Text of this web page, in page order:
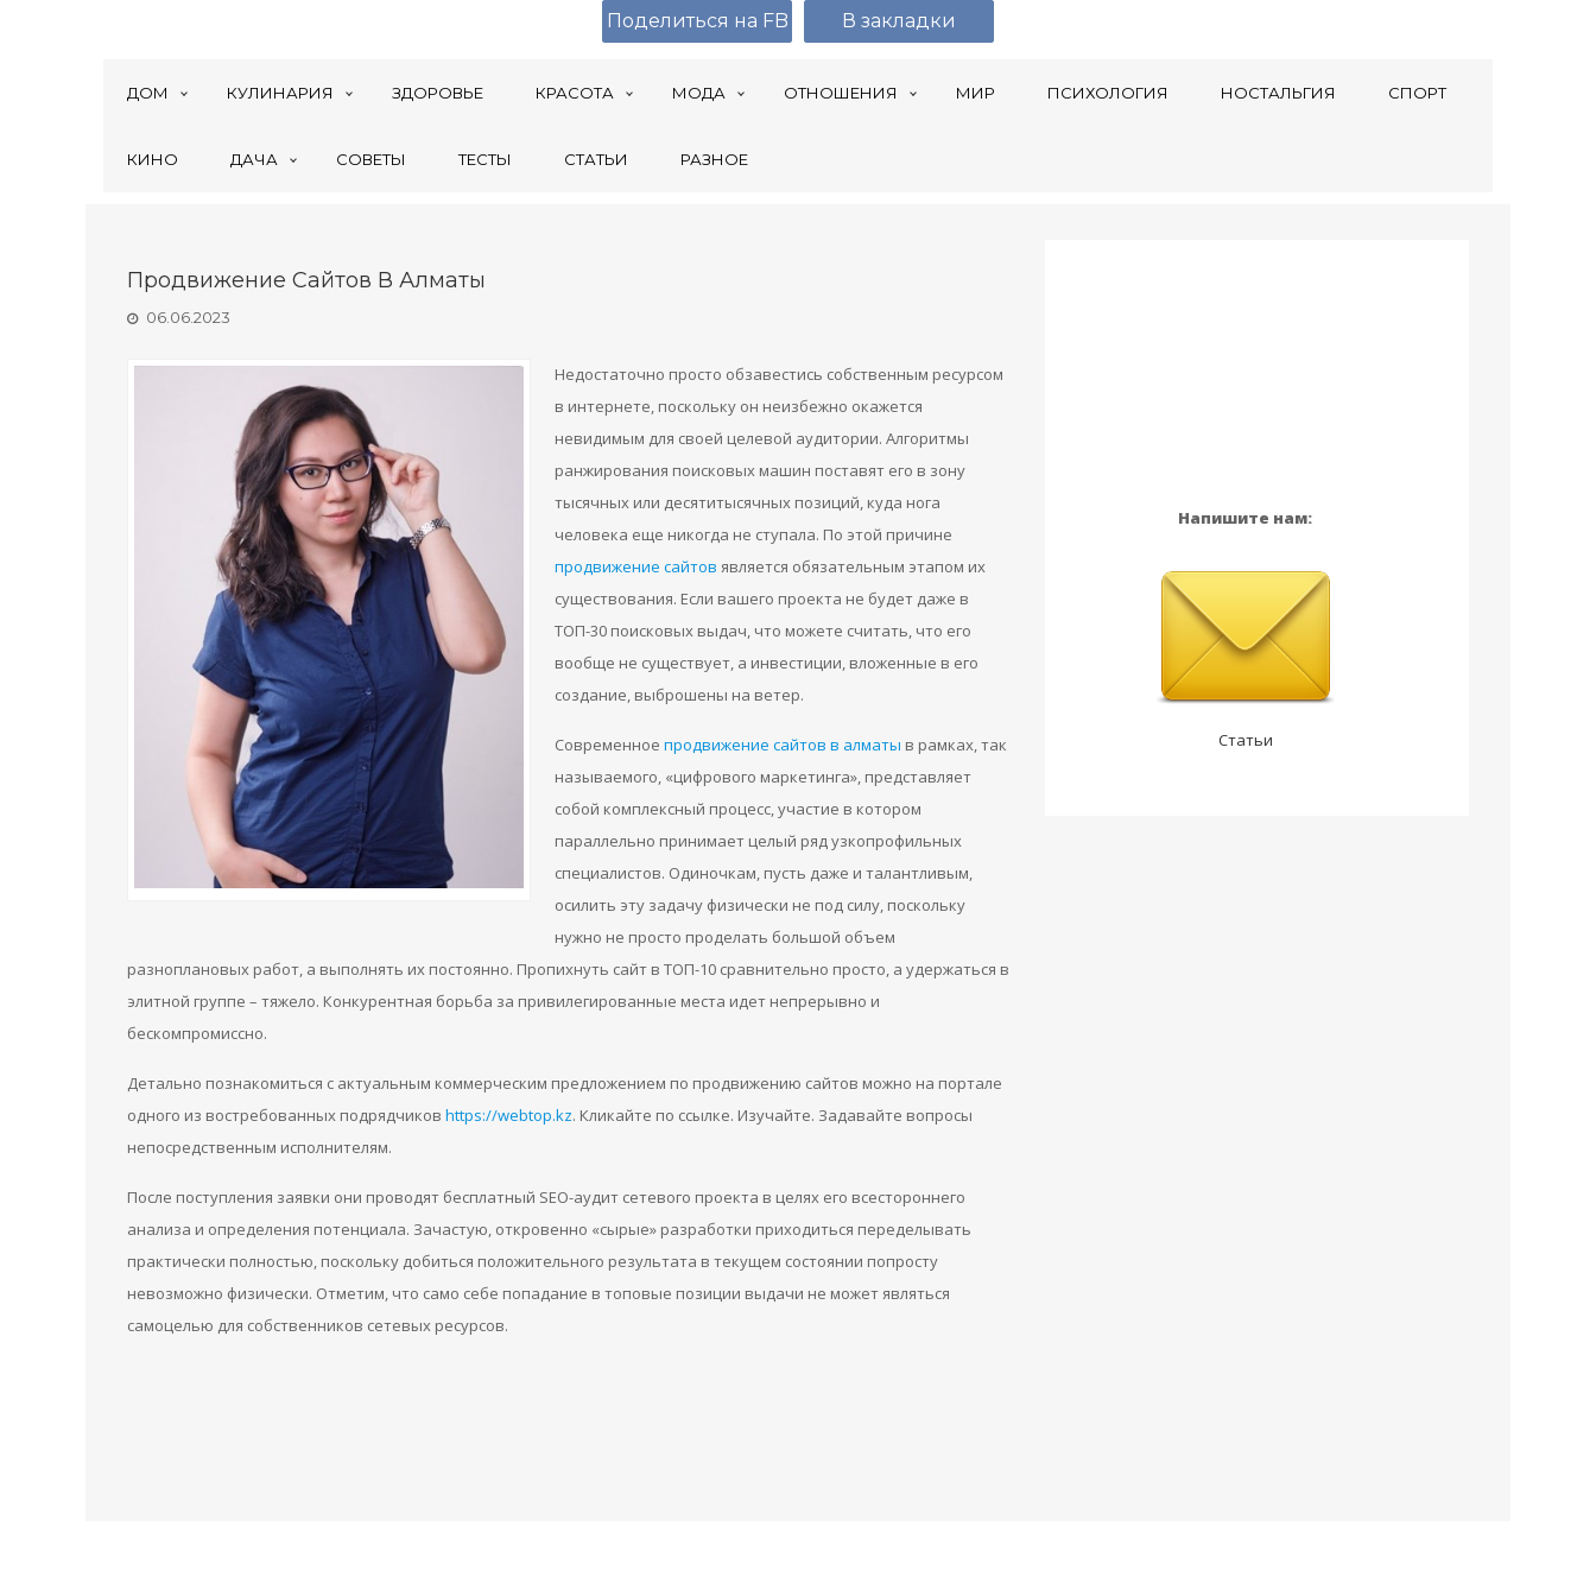
ДОМ КУЛИНАРИЯ ЗДОРОВЬЕ КРАСОТА МОДА ОТНОШЕНИЯ МИР ПСИХОЛОГИЯ НОСТАЛЬГИЯ СПОРТ
КИНО ДАЧА СОВЕТЫ ТЕСТЫ СТАТЬИ РАЗНОЕ
Продвижение Сайтов В Алматы
06.06.2023
Недостаточно просто обзавестись собственным ресурсом
в интернете, поскольку он неизбежно окажется
невидимым для своей целевой аудитории. Алгоритмы
ранжирования поисковых машин поставят его в зону
тысячных или десятитысячных позиций, куда нога
человека еще никогда не ступала. По этой причине
продвижение сайтов является обязательным этапом их
существования. Если вашего проекта не будет даже в
ТОП-30 поисковых выдач, что можете считать, что его
вообще не существует, а инвестиции, вложенные в его
создание, выброшены на ветер.
Современное продвижение сайтов в алматы в рамках, так
называемого, «цифрового маркетинга», представляет
собой комплексный процесс, участие в котором
параллельно принимает целый ряд узкопрофильных
специалистов. Одиночкам, пусть даже и талантливым,
осилить эту задачу физически не под силу, поскольку
нужно не просто проделать большой объем
разноплановых работ, а выполнять их постоянно. Пропихнуть сайт в ТОП-10 сравнительно просто, а удержаться в
элитной группе – тяжело. Конкурентная борьба за привилегированные места идет непрерывно и
бескомпромиссно.
Детально познакомиться с актуальным коммерческим предложением по продвижению сайтов можно на портале
одного из востребованных подрядчиков https://webtop.kz. Кликайте по ссылке. Изучайте. Задавайте вопросы
непосредственным исполнителям.
После поступления заявки они проводят бесплатный SEO-аудит сетевого проекта в целях его всестороннего
анализа и определения потенциала. Зачастую, откровенно «сырые» разработки приходиться переделывать
практически полностью, поскольку добиться положительного результата в текущем состоянии попросту
невозможно физически. Отметим, что само себе попадание в топовые позиции выдачи не может являться
самоцелью для собственников сетевых ресурсов.
Напишите нам:
Статьи
Поделиться на FB В закладки